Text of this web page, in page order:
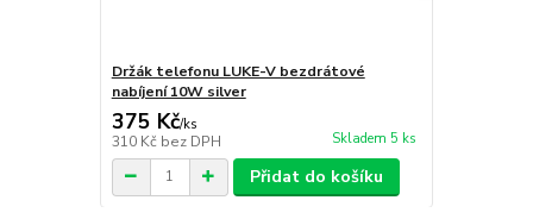
Držák telefonu LUKE-V bezdrátové
nabíjení 10W silver
375 Kč/ks
310 Kč bez DPH Skladem 5 ks
Přidat do košíku